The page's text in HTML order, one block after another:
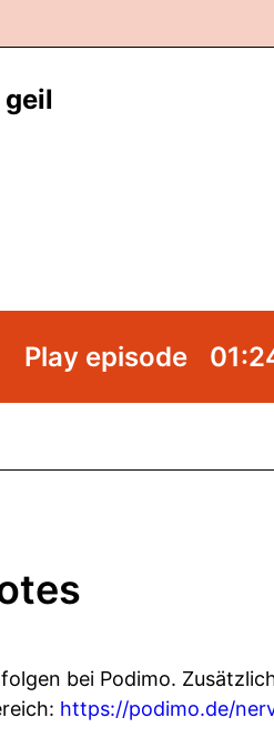
bei Podimo.
https://podimo.de/